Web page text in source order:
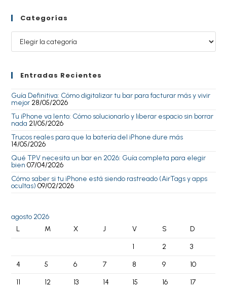
Categorías
Entradas Recientes
Guía Definitiva: Cómo digitalizar tu bar para facturar más y vivir
mejor 28/05/2026
Tu iPhone va lento: Cómo solucionarlo y liberar espacio sin borrar
nada 21/05/2026
Trucos reales para que la batería del iPhone dure más
14/05/2026
Qué TPV necesita un bar en 2026: Guía completa para elegir
bien 07/04/2026
Cómo saber si tu iPhone está siendo rastreado (AirTags y apps
ocultas) 09/02/2026
agosto 2026
L
M X J V S D
1 2 3
4 5 6 7 8 9 10
11 12 13 14 15 16 17